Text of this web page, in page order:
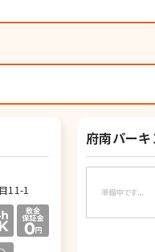
11-1
府南パー